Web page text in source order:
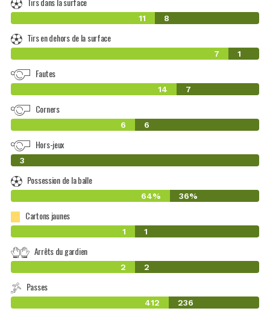
11 8
Tirs en dehors de la surface
7 1
Fautes
14 7
Corners
6 6
Hors-jeux
0
3
Possession de la balle
64% 36%
Cartons jaunes
1 1
Arrêts du gardien
2 2
Passes
412 236